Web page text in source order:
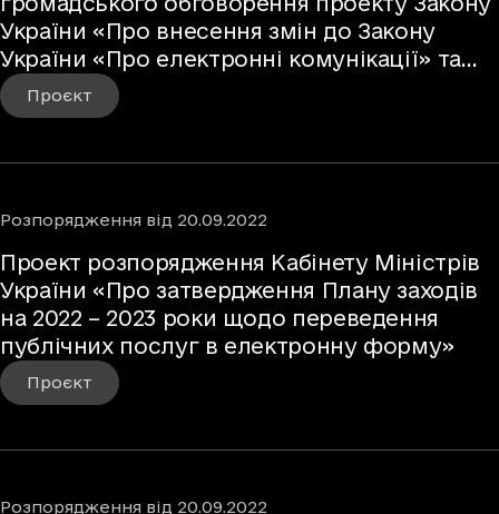
України «Про внесення змін до Закону
України «Про електронні комунікації» та
деяких інших законодавчих актів України
щодо удосконалення окремих положень
Проєкт
Розпорядження від 20.09.2022
Проект розпорядження Кабінету Міністрів
України «Про затвердження Плану заходів
на 2022 – 2023 роки щодо переведення
публічних послуг в електронну форму»
Проєкт
Розпорядження від 20.09.2022